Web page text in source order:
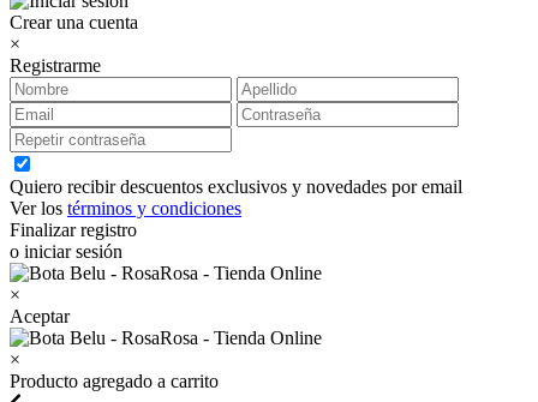
Crear una cuenta
×
Registrarme
Quiero recibir descuentos exclusivos y novedades por email
Ver los términos y condiciones
Finalizar registro
o iniciar sesión
×
Aceptar
×
Producto agregado a carrito